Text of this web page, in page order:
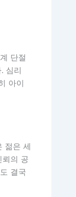
단절
심리
아이
젊은 세
의 공
결국